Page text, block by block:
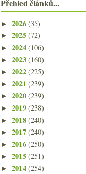
Přehled článků...
► 2026 (35)
► 2025 (72)
► 2024 (106)
► 2023 (160)
► 2022 (225)
► 2021 (239)
► 2020 (239)
► 2019 (238)
► 2018 (240)
► 2017 (240)
► 2016 (250)
► 2015 (251)
► 2014 (254)